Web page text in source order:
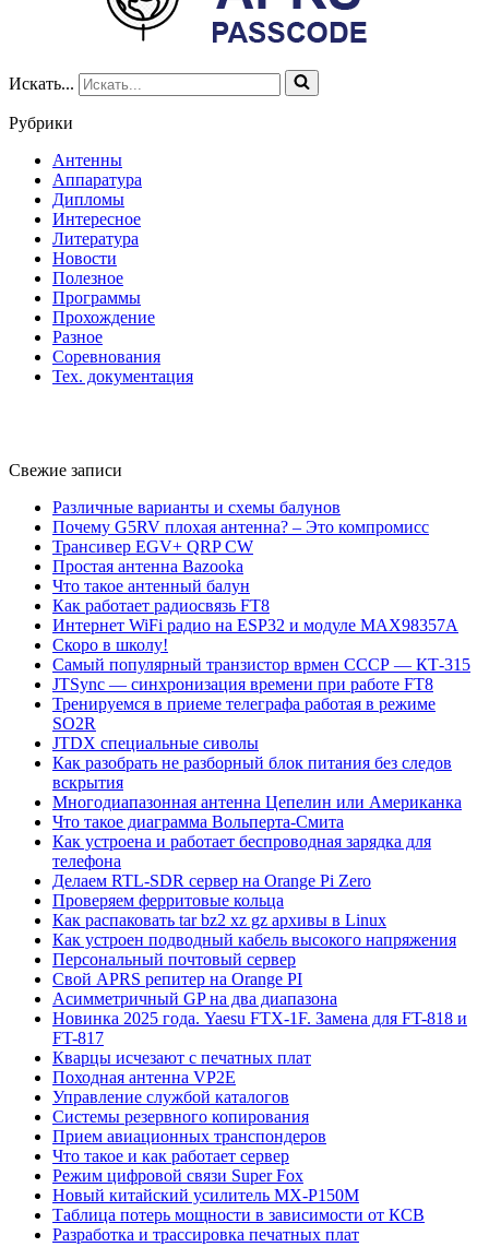
Искать...
Рубрики
Антенны
Аппаратура
Дипломы
Интересное
Литература
Новости
Полезное
Программы
Прохождение
Разное
Соревнования
Тех. документация
Свежие записи
Различные варианты и схемы балунов
Почему G5RV плохая антенна? – Это компромисс
Трансивер EGV+ QRP CW
Простая антенна Bazooka
Что такое антенный балун
Как работает радиосвязь FT8
Интернет WiFi радио на ESP32 и модуле MAX98357A
Скоро в школу!
Самый популярный транзистор врмен СССР — КТ-315
JTSync — синхронизация времени при работе FT8
Тренируемся в приеме телеграфа работая в режиме
SO2R
JTDX специальные сиволы
Как разобрать не разборный блок питания без следов
вскрытия
Многодиапазонная антенна Цепелин или Американка
Что такое диаграмма Вольперта-Смита
Как устроена и работает беспроводная зарядка для
телефона
Делаем RTL-SDR сервер на Orange Pi Zero
Проверяем ферритовые кольца
Как распаковать tar bz2 xz gz архивы в Linux
Как устроен подводный кабель высокого напряжения
Персональный почтовый сервер
Свой APRS репитер на Orange PI
Асимметричный GP на два диапазона
Новинка 2025 года. Yaesu FTX-1F. Замена для FT-818 и
FT-817
Кварцы исчезают с печатных плат
Походная антенна VP2E
Управление службой каталогов
Системы резервного копирования
Прием авиационных транспондеров
Что такое и как работает сервер
Режим цифровой связи Super Fox
Новый китайский усилитель MX-P150M
Таблица потерь мощности в зависимости от КСВ
Разработка и трассировка печатных плат